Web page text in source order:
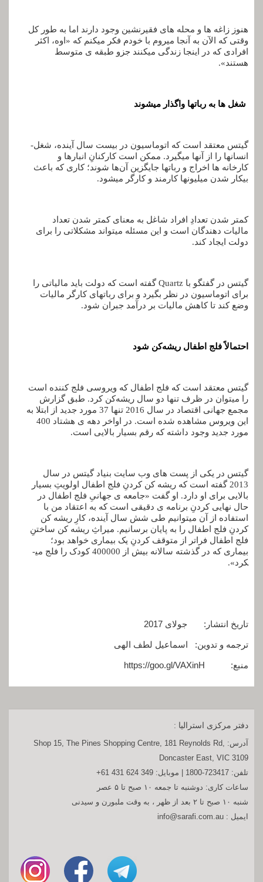
هنوز زاغه­ ها و محله­ های فقیرنشین وجود دارند اما به‌ طور کل
وقتی ‌که الآن به آنجا می­روم با خودم فکر می­کنم که «اوه، اکثر
افرادی که در اینجا زندگی می­کنند جزو طبقه­ ی متوسط
هستند».
شغل­ ها به ربات­ها واگذار می­شوند
گیتس معتقد است که اتوماسیون در بیست سال آینده، شغل­
انسان­ها را از آن­ها می­گیرد. ممکن است کارکنانِ انبارها و
کارخانه­ ها اخراج و ربات­ها جایگزین آن‌ها شوند؛ کاری که باعث
بیکار شدن میلیون­ها کارمند و کارگر می­شود.
کمتر شدن تعدادِ افراد شاغل به معنای کمتر شدن تعداد
مالیات دهندگان است و این مسئله می­تواند مشکلاتی را برای
دولت ایجاد کند.
گیتس در گفتگو با Quartz گفته است که دولت باید مالیاتی را
برای اتوماسیون در نظر بگیرد و برای ربات­های کارگر مالیات
وضع کند تا کاهش مالیات بر درآمد جبران شود.
احتمالاً فلج اطفال ریشه‌کن شود
گیتس معتقد است که فلج اطفال که ویروسی فلج ‌کننده است
را می­توان در ظرف تنها دو سال ریشه‌کن کرد. طبق گزارش
مجمع جهانی اقتصاد در سال 2016 تنها 37 مورد جدید از ابتلا به
این ویروس مشاهده شده است. در اواخر دهه­ ی هشتاد 400
مورد جدید وجود داشته که رقم بسیار بالایی است.
گیتس در یکی از پست­ های وب‌ سایت بنیاد گیتس در سال
2013 گفته است که ریشه­ کن کردنِ فلج اطفال اولویتِ بسیار
بالایی برای او دارد. او گفت «جامعه­ ی جهانیِ فلج اطفال در
حال نهایی کردنِ برنامه­ ی دقیقی است که به اعتقاد من با
استفاده از آن می­توانیم طی شش سال آینده، کارِ ریشه­ کن
کردنِ فلج اطفال را به پایان برسانیم. میراثِ ریشه­ کن ساختنِ
فلج اطفال فراتر از متوقف کردنِ یک بیماری خواهد بود؛
بیماری که در گذشته سالانه بیش از 400000 کودک را فلج می­
کرد».
تاریخ انتشار: جولای 2017
ترجمه و تدوین: اسماعیل لطف الهی
منبع: https://goo.gl/VAXinH
دفتر مرکزی استرالیا :
آدرس: Shop 15, The Pines Shopping Centre, 181 Reynolds Rd,
Doncaster East, VIC 3109
تلفن: 1800-723417 | موبایل: +61 431 624 349
ساعات کاری: دوشنبه تا جمعه ۱۰ صبح تا ۵ عصر
شنبه ۱۰ صبح تا ۲ بعد از ظهر ، به وقت ملبورن و سیدنی
ایمیل : info@sarafi.com.au